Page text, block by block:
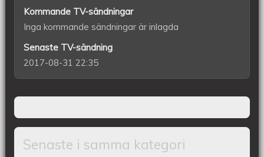
Kommande TV-sändningar
Inga kommande sändningar är inlagda
Senaste TV-sändning
2017-08-31 22:35
Senaste i samma kategori